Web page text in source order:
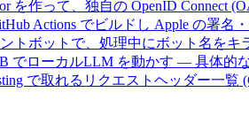
を作って、独自の OpenID Connect
Actions でビルドし Apple の署名
トボットで、処理中にボット名を
でローカルLLM を動かす — 具体的
で取れるリクエストヘッダー一覧